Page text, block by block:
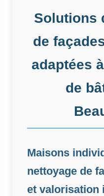
Solutions
de
adaptées
de
Maisons
nettoyage de
et valorisation